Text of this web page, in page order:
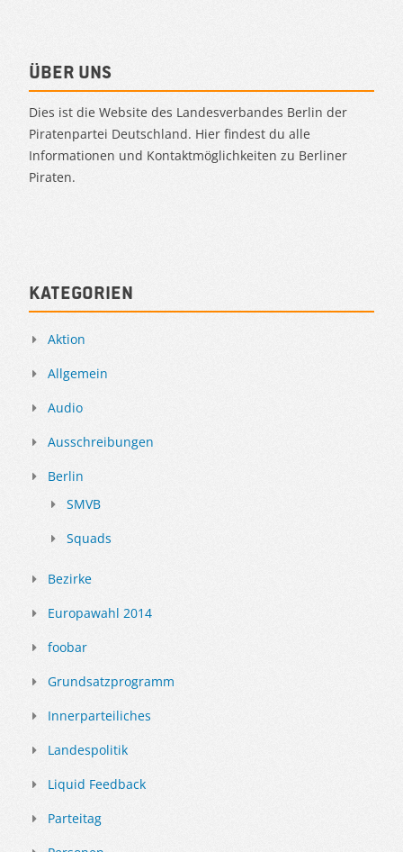
Über uns
Dies ist die Website des Landesverbandes Berlin der
Piratenpartei Deutschland. Hier findest du alle
Informationen und Kontaktmöglichkeiten zu Berliner
Piraten.
Kategorien
Aktion
Allgemein
Audio
Ausschreibungen
Berlin
SMVB
Squads
Bezirke
Europawahl 2014
foobar
Grundsatzprogramm
Innerparteiliches
Landespolitik
Liquid Feedback
Parteitag